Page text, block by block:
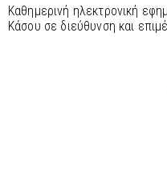
Καθημερινή ηλεκτρονική
Κάσου σε διεύθυνση και